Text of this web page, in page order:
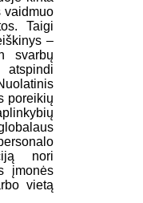
vaidmuo
Taigi
–
svarbų
poreikių
nori
įmonės
vietą